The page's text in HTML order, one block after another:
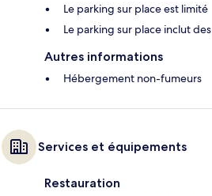
Le parking sur place est limité
Le parking sur place inclut
Autres informations
Hébergement non-fumeurs
Services et équipements
Restauration